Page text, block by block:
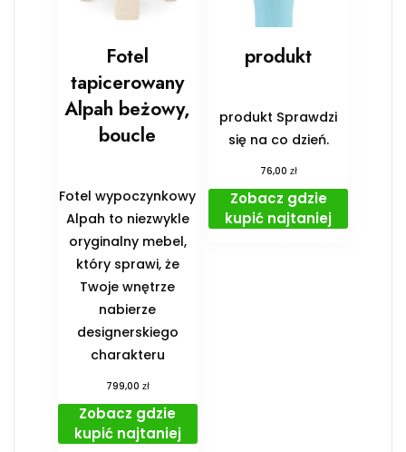
Fotel
tapicerowany
Alpah beżowy,
boucle
Fotel wypoczynkowy
Alpah to niezwykle
oryginalny mebel,
który sprawi, że
Twoje wnętrze
nabierze
designerskiego
charakteru
799,00 zł
Zobacz gdzie
kupić najtaniej
produkt
produkt Sprawdzi
się na co dzień.
76,00 zł
Zobacz gdzie
kupić najtaniej